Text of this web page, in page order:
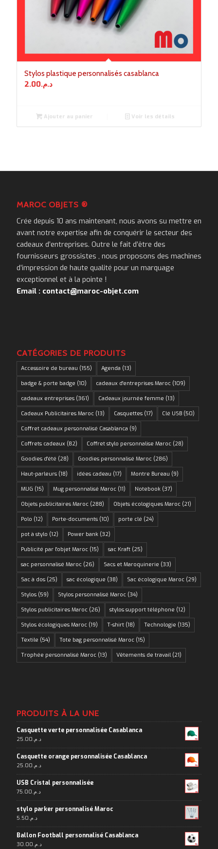
Stylos plastique personnalisés casablanca
د.م.2.00
Ajouter au panier Voir les détails
MAROC OBJETS ®
Crée depuis 10 ans maintenant, nous avons su mettre en
avant notre expertise afin de conquérir le secteur des
cadeaux d’entreprises. Outre le fait d’être des
fournisseurs grossistes , nous proposons des machines
d’impression de haute qualité pour un marquage
exceptionnel et à la pointe !
Email : contact@maroc-objet.com
CATÉGORIES DE PRODUITS
Accessoire de bureau (155) Agenda (13)
badge & porte badge (10) cadeaux d'entreprises Maroc(109)
cadeaux entreprises(361) Cadeaux journée femme (13)
Cadeaux Publicitaires Maroc(13) Casquettes(17) Clé USB(50)
Coffret cadeaux personnalisé Casablanca (9)
Coffrets cadeaux (82) Coffret stylo personnalise Maroc(28)
Goodies d'été (28) Goodies personnalisé Maroc(286)
Haut-parleurs(18) idées cadeau (17) Montre Bureau (9)
MUG (15) Mug personnalisé Maroc(11) Notebook(37)
Objets publicitaires Maroc(288) Objets écologiques Maroc(21)
Polo (12) Porte-documents(10) porte clé (24)
pot à stylo (12) Power bank(32)
Publicité par l'objet Maroc(15) sac Kraft(25)
sac personnalisé Maroc(26) Sacs et Maroquinerie (33)
Sac à dos(25) sac écologique (38) Sac écologique Maroc(29)
Stylos(59) Stylos personnalisé Maroc(34)
Stylos publicitaires Maroc(26) stylos support téléphone (12)
Stylos écologiques Maroc(19) T-shirt(18) Technologie (135)
Textile (54) Tote bag personnalisé Maroc(15)
Trophée personnalisé Maroc(13) Vêtements de travail(21)
PRODUITS À LA UNE
Casquette verte personnalisée Casablanca
د.م.25.00
Casquette orange personnalisée Casablanca
د.م.25.00
USB Cristal personnalisée
د.م.75.00
stylo parker personnalisé Maroc
د.م.5.50
Ballon Football personnalisé Casablanca
د.م.30.00